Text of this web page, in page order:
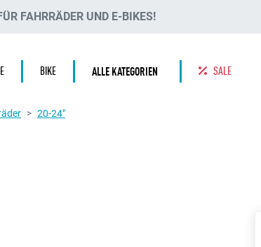
FAHRRÄDER UND E-BIKES!
BIKE ALLE KATEGORIEN SALE
20-24"